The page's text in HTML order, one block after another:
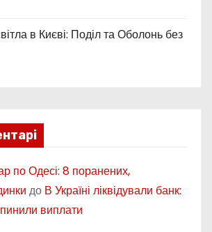
в Києві: Поділ та Оболонь без
по Одесі: 8 поранених,
до В Україні ліквідували банк:
виплати